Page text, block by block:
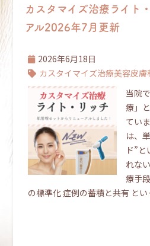
カスタマイズ治療ライ
アル2026年7月更新
2026年6月18日
カスタイマイズ治療美容皮膚
当院
療」
てい
は、
ド”
れな
療手
の標準化 症例の蓄積と共有 と